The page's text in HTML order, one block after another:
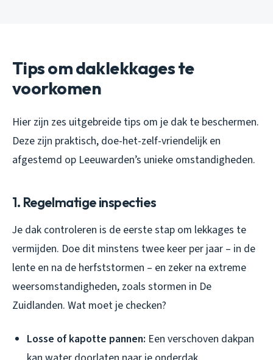
Tips om daklekkages te
voorkomen
Hier zijn zes uitgebreide tips om je dak te beschermen.
Deze zijn praktisch, doe-het-zelf-vriendelijk en
afgestemd op Leeuwarden’s unieke omstandigheden.
1. Regelmatige inspecties
Je dak controleren is de eerste stap om lekkages te
vermijden. Doe dit minstens twee keer per jaar – in de
lente en na de herfststormen – en zeker na extreme
weersomstandigheden, zoals stormen in De
Zuidlanden. Wat moet je checken?
Losse of kapotte pannen: Een verschoven dakpan